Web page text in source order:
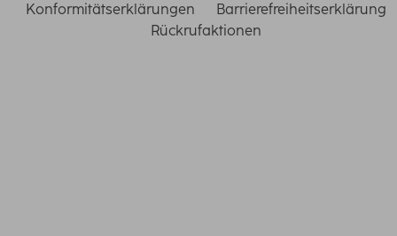
Konformitätserklärungen
Barrierefreiheitserklärung
Rückrufaktionen